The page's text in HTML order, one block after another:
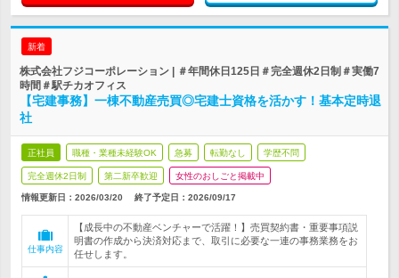
新着
株式会社フジコーポレーション | ＃年間休日125日＃完全週休2日制＃実働7
時間＃駅チカオフィス
【宅建事務】一棟不動産売買◎宅建士資格を活かす！基本定時退
社
正社員 職種・業種未経験OK 急募 転勤なし 学歴不問
完全週休2日制 第二新卒歓迎 女性のおしごと掲載中
情報更新日：2026/03/20 終了予定日： 2026/09/17
仕事内容
【成長中の不動産ベンチャーで活躍！】売買契約書・重要事項説
明書の作成から決済対応まで、取引に必要な一連の事務業務をお
任せします。